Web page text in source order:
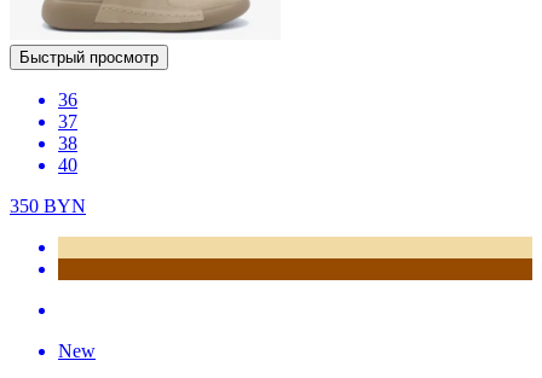
Быстрый просмотр
36
37
38
40
350 BYN
New